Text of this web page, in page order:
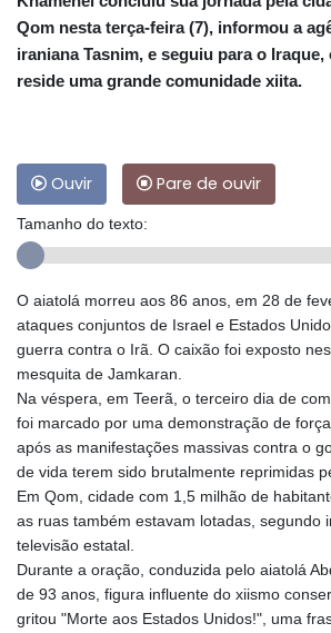
Qom nesta terça-feira (7), informou a
iraniana Tasnim, e seguiu para o Iraque,
reside uma grande comunidade xiita.
Ouvir Pare de ouvir
Tamanho do texto:
O aiatolá morreu aos 86 anos, em 28 de
ataques conjuntos de Israel e Estados
guerra contra o Irã. O caixão foi exposto
mesquita de Jamkaran.
Na véspera, em Teerã, o terceiro dia de
foi marcado por uma demonstração de
após as manifestações massivas contra o
de vida terem sido brutalmente reprimidas
Em Qom, cidade com 1,5 milhão de
as ruas também estavam lotadas, segundo
televisão estatal.
Durante a oração, conduzida pelo aiatolá
de 93 anos, figura influente do xiismo
gritou "Morte aos Estados Unidos!", uma